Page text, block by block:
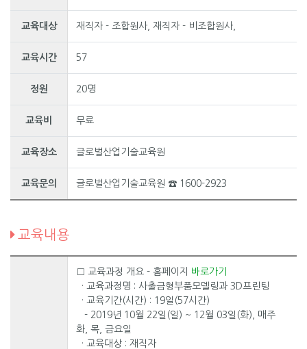
교육대상 재직자 - 조합원사, 재직자 - 비조합원사,
교육시간 57
정원 20명
교육비 무료
교육장소 글로벌산업기술교육원
교육문의 글로벌산업기술교육원 ☎ 1600-2923
교육내용
□ 교육과정 개요 - 홈페이지 바로가기
· 교육과정명 : 사출금형부품모델링과 3D프린팅
· 교육기간(시간) : 19일(57시간)
- 2019년 10월 22일(일) ~ 12월 03일(화), 매주
화, 목, 금요일
· 교육대상 : 재직자